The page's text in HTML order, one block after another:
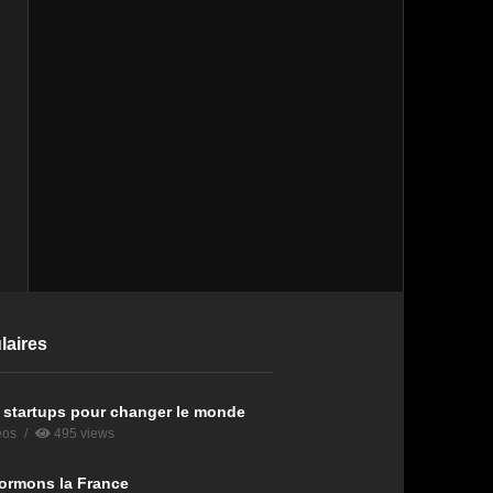
startups pour changer le monde
495 views
la France